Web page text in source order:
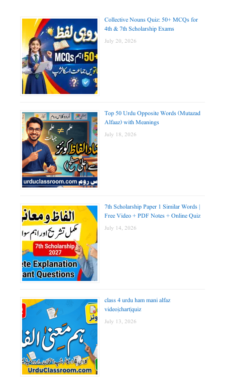
Collective Nouns Quiz: 50+ MCQs for
4th & 7th Scholarship Exams
July 20, 2026
Top 50 Urdu Opposite Words (Mutazad
Alfaaz) with Meanings
July 18, 2026
7th Scholarship Paper 1 Similar Words |
Free Video + PDF Notes + Online Quiz
July 14, 2026
class 4 urdu ham mani alfaz
video|chart|quiz
July 13, 2026